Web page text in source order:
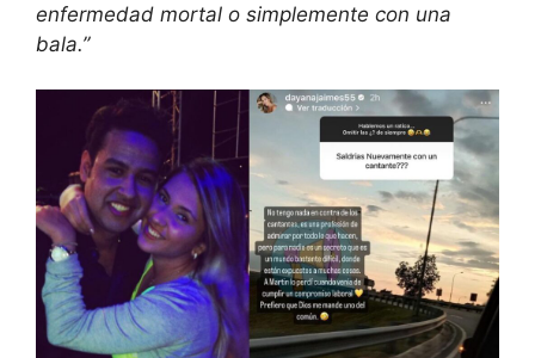
enfermedad mortal o simplemente con una
bala.”